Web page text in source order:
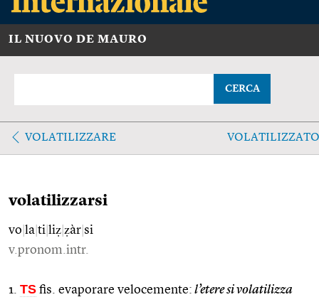
IL NUOVO DE MAURO
CERCA
VOLATILIZZARE VOLATILIZZATO
volatilizzarsi
vo la ti liẓ ẓàr si
v.pronom.intr.
1. TS fis. evaporare velocemente: l’etere si volatilizza